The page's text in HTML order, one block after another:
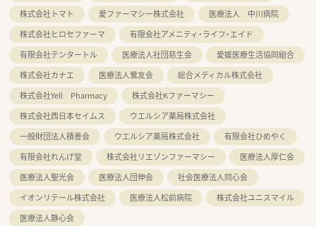
株式会社トマト
愛ファーマシー株式会社
医療法人 中川病院
株式会社ヒロセファーマ
有限会社アメニティ・ライフ・エイド
有限会社テンタートル
医療法人社団慈生会
愛媛医療生活協同組合
株式会社カナエ
医療法人鶯友会
総合メディカル株式会社
株式会社Yell Pharmacy
株式会社Kファーマシー
株式会社西日本セイムス
ウエルシア薬局株式会社
一般財団法人積善会
ウエルシア薬局株式会社
有限会社ひめやく
有限会社れんげ堂
株式会社リエゾンファーマシー
医療法人厚仁会
医療法人聖光会
医療法人団伸会
社会医療法人同心会
イオンリテール株式会社
医療法人松前病院
株式会社ユニスマイル
医療法人静心会